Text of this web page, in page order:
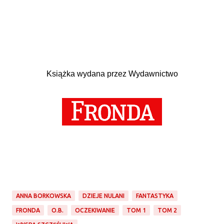
Książka wydana przez Wydawnictwo
ANNA BORKOWSKA DZIEJE NULANI FANTASTYKA
FRONDA O.B. OCZEKIWANIE TOM 1 TOM 2